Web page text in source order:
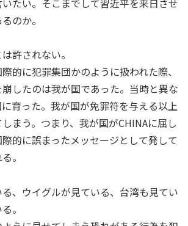
のか。
許されない。
的に犯罪集団かのように扱われた際、
したのは我が国であった。当時と異な
育った。我が国が免罪符を与える以上
まう。つまり、我が国がCHINAに屈し
的に誤まったメッセージとして発して
。
、ウイグルが見ている、台湾も見てい
。